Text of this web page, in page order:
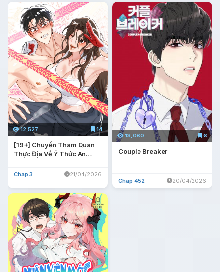
12,527 14
[19+] Chuyến Tham Quan
Thực Địa Về Ý Thức An
Chap 3 21/04/2026
13,060 6
Couple Breaker
Chap 452 20/04/2026